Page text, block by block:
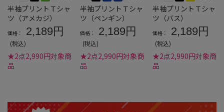
半袖プリントＴシャ
ツ（アメカジ）
価格： 2,189円
(税込)
★2点2,990円対象商
品
半袖プリントＴシャ
ツ（ペンギン）
価格： 2,189円
(税込)
★2点2,990円対象商
品
半袖プリントＴシャ
ツ（バス）
価格： 2,189円
(税込)
★2点2,990円対象商
品